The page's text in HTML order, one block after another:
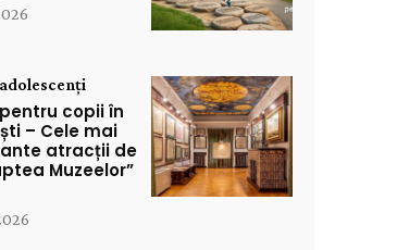
copii în
– Cele mai
atracții de
Muzeelor”